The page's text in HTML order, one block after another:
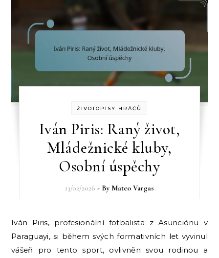
ŽIVOTOPISY HRÁČŮ
Iván Piris: Raný život,
Mládežnické kluby,
Osobní úspěchy
13/02/2026 - By Mateo Vargas
Iván Piris, profesionální fotbalista z Asunciónu v
Paraguayi, si během svých formativních let vyvinul
vášeň pro tento sport, ovlivněn svou rodinou a